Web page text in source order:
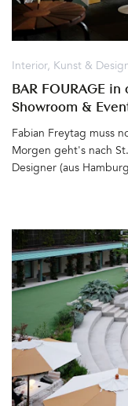
Rentabilität ebenfalls.
Horizont, wie das
Zeit zählende
wieder der
wird im kleinen
Interior, Kunst &
BAR FOURAGE
Showroom &
Fabian Freytag muss
Morgen geht's nach
Designer (aus
und die Event-
Kreative von seiner
möchte sich
in St. Tropez wohnt.
und wie sieht es in
Freytag reist viel,
Hause und setzt seine
um, in denen Möbel,
Hauptdarsteller